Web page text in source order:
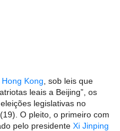
Hong Kong , sob leis que
leais a Beijing”, os
legislativas no
O pleito, o primeiro com
pelo presidente Xi Jinping